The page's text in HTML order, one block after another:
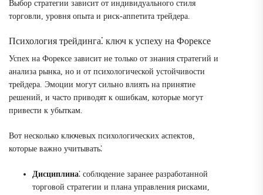
Выбор стратегии зависит от индивидуального стиля
торговли, уровня опыта и риск-аппетита трейдера.
Психология трейдинга⁚ ключ к успеху на Форексе
Успех на Форексе зависит не только от знания стратегий и
анализа рынка, но и от психологической устойчивости
трейдера. Эмоции могут сильно влиять на принятие
решений, и часто приводят к ошибкам, которые могут
привести к убыткам.
Вот несколько ключевых психологических аспектов,
которые важно учитывать⁚
Дисциплина⁚ соблюдение заранее разработанной
торговой стратегии и плана управления рисками,